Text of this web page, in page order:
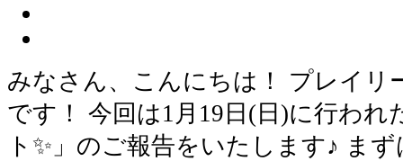
みなさん、こんにちは！ プレイリ
です！ 今回は1月19日(日)に行わ
ト✨」のご報告をいたします♪ ま